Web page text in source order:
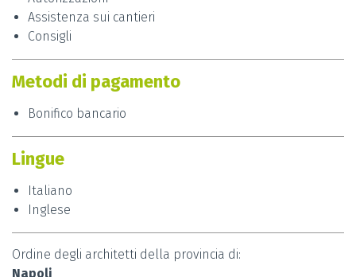
Un dubbio su come progettare i tuoi ambienti?
Un desiderio di innovazione e modernità?
Affidati a questo professionista qualificato e dai
alle tue idee!
Assistenza sui cantieri
Consigli
Metodi di pagamento
Bonifico bancario
Lingue
Italiano
Inglese
Ordine degli architetti della provincia di:
Napoli